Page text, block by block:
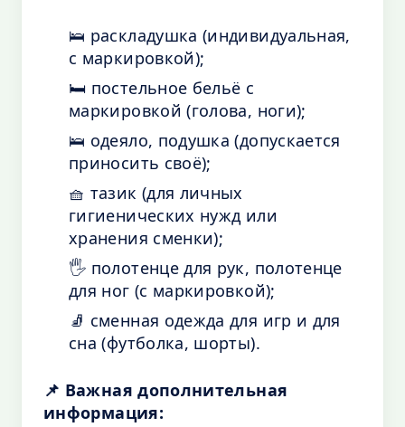
🛌 раскладушка (индивидуальная,
с маркировкой);
🛏️ постельное бельё с
маркировкой (голова, ноги);
🛌 одеяло, подушка (допускается
приносить своё);
🧺 тазик (для личных
гигиенических нужд или
хранения сменки);
🖐️ полотенце для рук, полотенце
для ног (с маркировкой);
🧦 сменная одежда для игр и для
сна (футболка, шорты).
📌 Важная дополнительная
информация: